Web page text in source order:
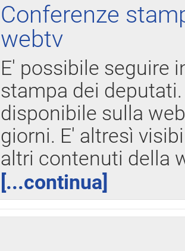
Conferenze
webtv
E' possibile seguire
stampa dei
disponibile sulla
giorni. E' altresì
altri contenuti della
[...continua]